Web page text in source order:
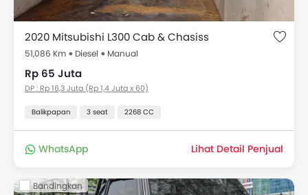
2020 Mitsubishi L300 Cab & Chasiss
51,086 Km Diesel Manual
Rp 65 Juta
DP : Rp 16,3 Juta (Rp 1,4 Juta x 60)
Balikpapan 3 seat 2268 CC
WhatsApp Lihat Detail Penjual
Bandingkan